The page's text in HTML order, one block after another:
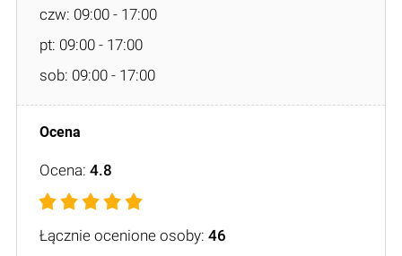
czw: 09:00 - 17:00
pt: 09:00 - 17:00
sob: 09:00 - 17:00
Ocena: 4.8
Łącznie ocenione osoby: 46